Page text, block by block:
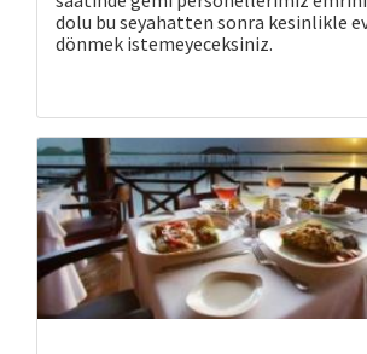
dolu bu seyahatten sonra kesinlikle
dönmek istemeyeceksiniz.